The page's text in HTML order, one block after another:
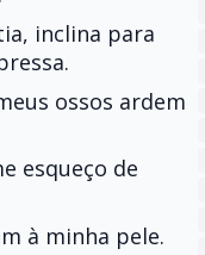
inclina para
ossos ardem
esqueço de
à minha pele.